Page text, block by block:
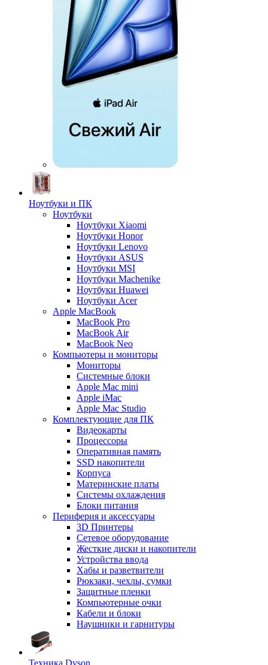
Ноутбуки и ПК
Ноутбуки
Ноутбуки Xiaomi
Ноутбуки Honor
Ноутбуки Lenovo
Ноутбуки ASUS
Ноутбуки MSI
Ноутбуки Machenike
Ноутбуки Huawei
Ноутбуки Acer
Apple MacBook
MacBook Pro
MacBook Air
MacBook Neo
Компьютеры и мониторы
Мониторы
Системные блоки
Apple Mac mini
Apple iMac
Apple Mac Studio
Комплектующие для ПК
Видеокарты
Процессоры
Оперативная память
SSD накопители
Корпуса
Материнские платы
Системы охлаждения
Блоки питания
Периферия и аксессуары
3D Принтеры
Сетевое оборудование
Жесткие диски и накопители
Устройства ввода
Хабы и разветвители
Рюкзаки, чехлы, сумки
Защитные пленки
Компьютерные очки
Кабели и блоки
Наушники и гарнитуры
Техника Dyson